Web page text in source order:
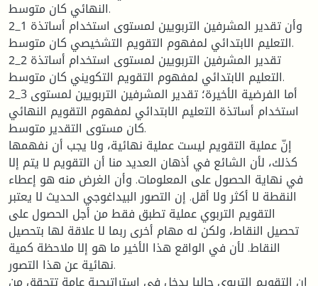
النهائي كان متوسط.
2_1 وأن تقدير المشرفين التربويين لمستوى استخدام أساتذة
التعليم الابتدائي لمفهوم التقويم التشخيصي كان متوسط.
2_2 تقدير المشرفين التربويين لمستوى استخدام أساتذة
التعليم الابتدائي لمفهوم التقويم التكويني كان متوسط.
2_3 أما الفرضية الأخيرة؛ تقدير المشرفين التربويين لمستوى
استخدام أساتذة التعليم الابتدائي لمفهوم التقويم النهائي
كان مستوى التقدير متوسط.
إنّ عملية التقويم ليست عملية نهائية، ولا يجب أن نفهمها
كذلك، لأن الشائع في أذهان العديد منا أن التقويم لا يتم إلا
في نهاية الحصول على المعلومات. وأن الغرض منه هو إعطاء
النقطة لا أكثر ولا أقل. إن التصور البيداغوجي الحديث لا يعتبر
التقويم التربوي عملية تطبق فقط من أجل الحصول على
تحصيل النقاط، ولكن له مهام أخرى ربما لا علاقة لها بتحصيل
النقاط. لأن في الواقع هذا الأخير ما هو إلا ملاحظة كمية
نهائية عن هذا التصور.